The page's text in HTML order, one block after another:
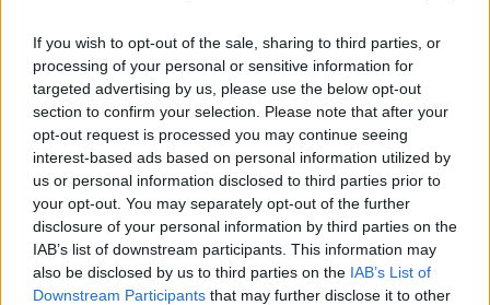
If you wish to opt-out of the sale, sharing to third parties, or
processing of your personal or sensitive information for
targeted advertising by us, please use the below opt-out
section to confirm your selection. Please note that after your
opt-out request is processed you may continue seeing
interest-based ads based on personal information utilized by
us or personal information disclosed to third parties prior to
your opt-out. You may separately opt-out of the further
disclosure of your personal information by third parties on the
IAB’s list of downstream participants. This information may
also be disclosed by us to third parties on the IAB’s List of
Downstream Participants that may further disclose it to other
Ελλάδα|04.10.2023 23:00
Αττική Οδός: Κλειστή λόγω εργασιών η
είσοδος Ασπροπύργου - Μέχρι πότε
Οπως ενημερώνει η παραχωρησιούχος
εταιρία, κατά τη διάρκεια του εν λόγω
αποκλεισμού, οι οδηγοί μπορούν
εναλλακτικά να επιλέξουν την είσοδο
Μαγούλας